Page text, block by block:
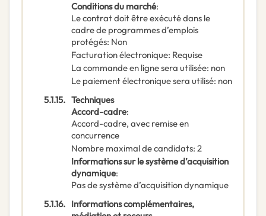
Conditions du marché:
Le contrat doit être exécuté dans le
cadre de programmes d’emplois
protégés: Non
Facturation électronique: Requise
La commande en ligne sera utilisée: non
Le paiement électronique sera utilisé: non
5.1.15. Techniques
Accord-cadre:
Accord-cadre, avec remise en
concurrence
Nombre maximal de candidats: 2
Informations sur le système d’acquisition
dynamique:
Pas de système d’acquisition dynamique
5.1.16. Informations complémentaires,